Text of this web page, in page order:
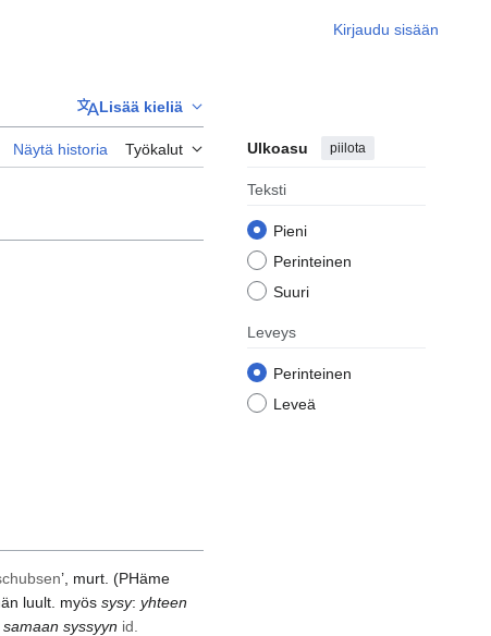
Kirjaudu sisään
Lisää kieliä
Näytä historia Työkalut Ulkoasu piilota
Teksti
Pieni
Perinteinen
Suuri
Leveys
Perinteinen
Leveä
’, murt. (PHäme
luult. myös sysy: yhteen
samaan syssyyn id.